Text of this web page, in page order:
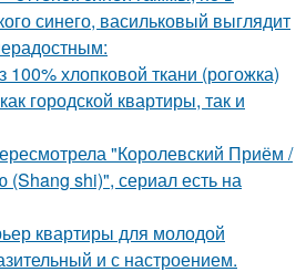
синего, васильковый выглядит
100% хлопковой ткани (рогожка)
городской квартиры, так и
"Королевский Приём /
shi)", сериал есть на
квартиры для молодой
и с настроением.